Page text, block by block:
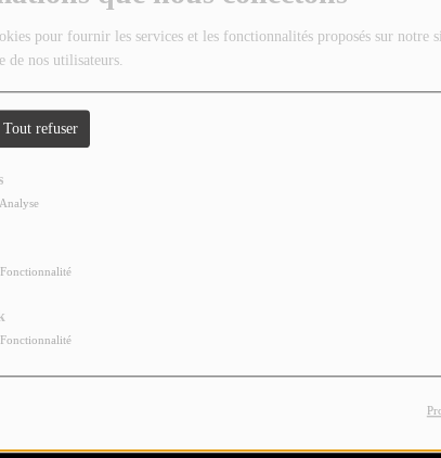
pour fournir les services et les fonctionnalités proposés sur notre
de nos utilisateurs.
Tout refuser